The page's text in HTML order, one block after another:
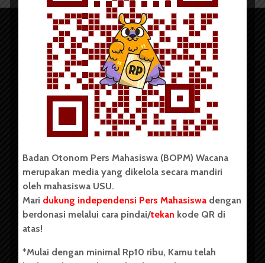
Copyright © 2023. All rights reserved BOPM WACANA.
Badan Otonom Pers Mahasiswa (BOPM) Wacana merupakan
pers mahasiswa yang berdiri di luar kampus dan dikelola
secara mandiri oleh mahasiswa Universitas Sumatera Utara
(USU). Sebelumnya BOPM Wacana merupakan salah satu
Unit Kegiatan Mahasiswa (UKM) di Universitas Sumatera
berdiri pada 1 Juli 1995.
Badan Otonom Pers Mahasiswa (BOPM) Wacana
merupakan media yang dikelola secara mandiri
oleh mahasiswa USU.
Mari dukung independensi Pers Mahasiswa dengan
berdonasi melalui cara pindai/tekan kode QR di
atas!
*Mulai dengan minimal Rp10 ribu, Kamu telah